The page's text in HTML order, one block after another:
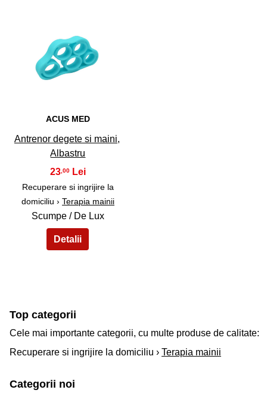
39
ACUS MED
Antrenor degete si maini,
Albastru
23 ,00
Recuperare si ingrijire la
domiciliu › Terapia mainii
Scumpe / De Lux
Top categorii
Cele mai importante categorii, cu multe produse de calitate:
Recuperare si ingrijire la domiciliu › Terapia mainii
Categorii noi